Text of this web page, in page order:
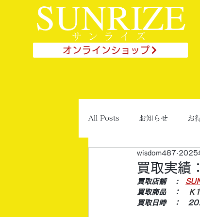
SUNRIZE
サンライズ
オンラインショップ
All Posts お知らせ お
買取実績
wisdom487 2025
買取店舗 　:
買取商品　：
Ｋ
買取日時　：　